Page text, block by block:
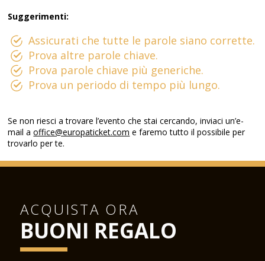
Suggerimenti:
Assicurati che tutte le parole siano corrette.
Prova altre parole chiave.
Prova parole chiave più generiche.
Prova un periodo di tempo più lungo.
Se non riesci a trovare l’evento che stai cercando, inviaci un’e-
mail aoffice@europaticket.com e faremo tutto il possibile per
trovarlo per te.
ACQUISTA ORA
BUONI REGALO